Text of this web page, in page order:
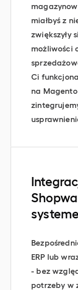
miałbyś z
zwiększyły
możliwości
Ci
na
ERP lub
- bez
potrzeby w